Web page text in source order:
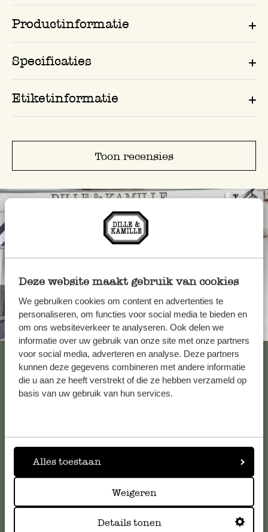
Deze website maakt gebruik van cookies
We gebruiken cookies om content en advertenties te
personaliseren, om functies voor social media te bieden en
om ons websiteverkeer te analyseren. Ook delen we
informatie over uw gebruik van onze site met onze partners
voor social media, adverteren en analyse. Deze partners
kunnen deze gegevens combineren met andere informatie
die u aan ze heeft verstrekt of die ze hebben verzameld op
basis van uw gebruik van hun services.
Alles toestaan
Weigeren
Details tonen
Productinformatie
Specificaties
Etiketinformatie
Toon recensies
Altijd in de buurt
Bekijk alle 62 winkels
Voor vragen, tips of hulp kun je contact opnemen met onze
klantenservice. Of bekijk hier het antwoord op de
meestgestelde vragen.